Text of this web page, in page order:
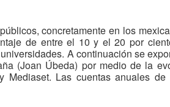
concretamente en los
de entre el 10 y el 20 por
A continuación se
(Joan Úbeda) por medio de la
Mediaset. Las cuentas anuales